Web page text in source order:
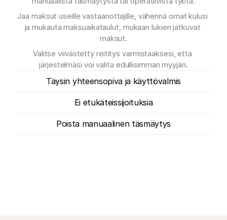
Jaa maksut useille vastaanottajille, vähennä omat kulusi
ja mukauta maksuaikataulut, mukaan lukien jatkuvat
maksut.
Valitse viivästetty reititys varmistaaksesi, että
järjestelmäsi voi valita edullisimman myyjän.
Täysin yhteensopiva ja käyttövalmis
Ei etukäteissijoituksia
Poista manuaalinen täsmäytys